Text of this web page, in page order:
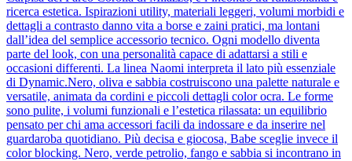
ricerca estetica. Ispirazioni utility, materiali leggeri, volumi morbidi e
dettagli a contrasto danno vita a borse e zaini pratici, ma lontani
dall’idea del semplice accessorio tecnico. Ogni modello diventa
parte del look, con una personalità capace di adattarsi a stili e
occasioni differenti. La linea Naomi interpreta il lato più essenziale
di Dynamic.Nero, oliva e sabbia costruiscono una palette naturale e
versatile, animata da cordini e piccoli dettagli color ocra. Le forme
sono pulite, i volumi funzionali e l’estetica rilassata: un equilibrio
pensato per chi ama accessori facili da indossare e da inserire nel
guardaroba quotidiano. Più decisa e giocosa, Babe sceglie invece il
color blocking. Nero, verde petrolio, fango e sabbia si incontrano in